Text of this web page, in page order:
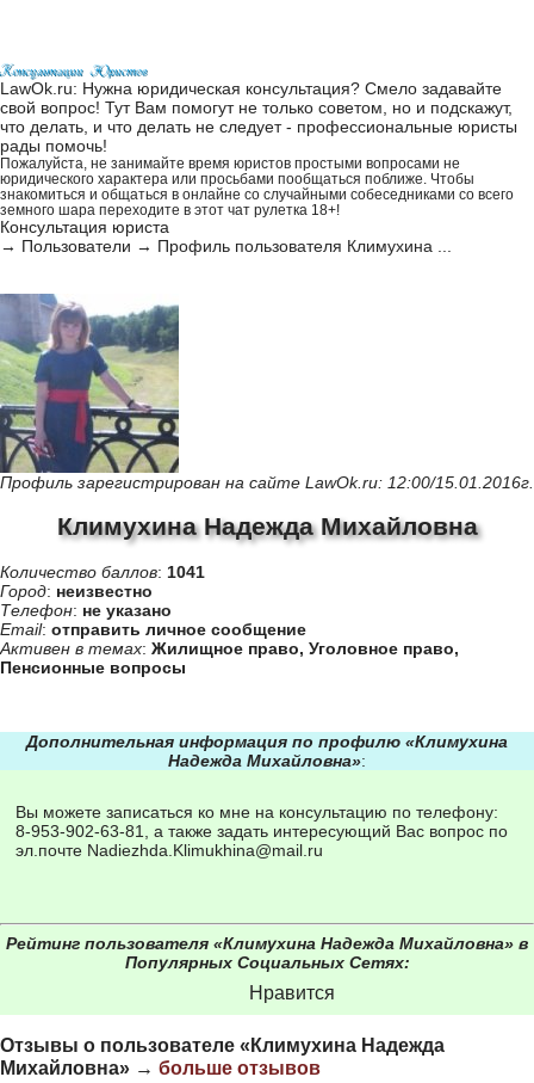
LawOk.ru: Нужна юридическая консультация? Смело задавайте
свой вопрос! Тут Вам помогут не только советом, но и подскажут,
что делать, и что делать не следует - профессиональные юристы
рады помочь!
Пожалуйста, не занимайте время юристов простыми вопросами не
юридического характера или просьбами пообщаться поближе. Чтобы
знакомиться и общаться в онлайне со случайными собеседниками со всего
земного шара переходите в этот чат рулетка 18+!
Консультация юриста
→ Пользователи → Профиль пользователя Климухина ...
Профиль зарегистрирован на сайте LawOk.ru: 12:00/15.01.2016г.
Климухина Надежда Михайловна
Количество баллов: 1041
Город: неизвестно
Телефон: не указано
Email: отправить личное сообщение
Активен в темах: Жилищное право, Уголовное право,
Пенсионные вопросы
Дополнительная информация по профилю «Климухина
Надежда Михайловна»:
Вы можете записаться ко мне на консультацию по телефону:
8-953-902-63-81, а также задать интересующий Вас вопрос по
эл.почте Nadiezhda.Klimukhina@mail.ru
Рейтинг пользователя «Климухина Надежда Михайловна» в
Популярных Социальных Сетях:
Нравится
Отзывы о пользователе «Климухина Надежда
Михайловна» → больше отзывов